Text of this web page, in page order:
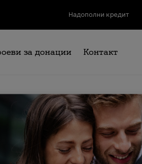
Надополни кредит
за донации Контакт